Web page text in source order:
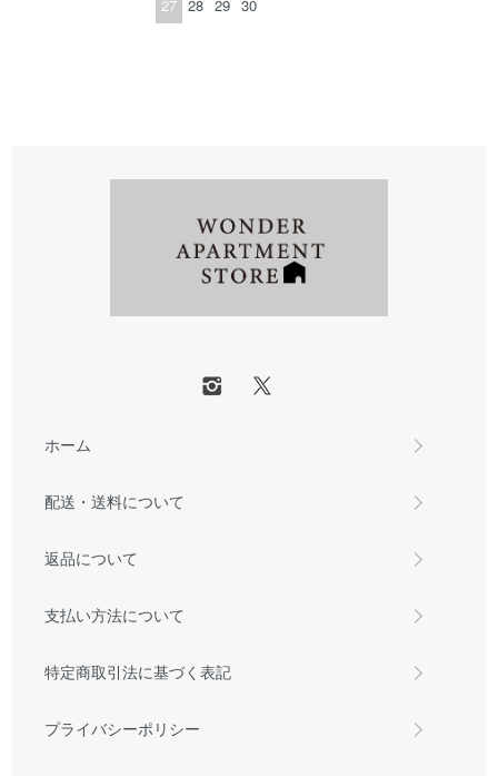
27 28 29 30
ホーム
配送・送料について
返品について
支払い方法について
特定商取引法に基づく表記
プライバシーポリシー